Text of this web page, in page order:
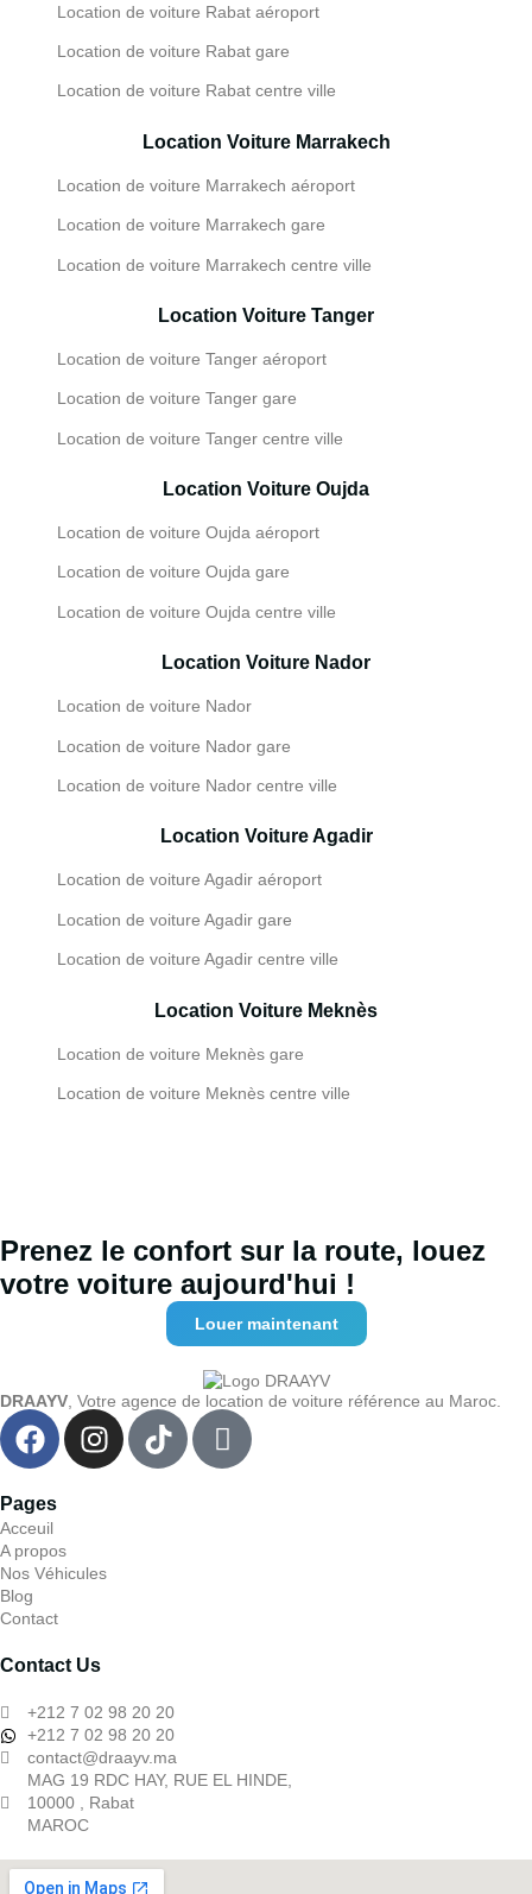
Location de voiture Rabat aéroport
Location de voiture Rabat gare
Location de voiture Rabat centre ville
Location Voiture Marrakech
Location de voiture Marrakech aéroport
Location de voiture Marrakech gare
Location de voiture Marrakech centre ville
Location Voiture Tanger
Location de voiture Tanger aéroport
Location de voiture Tanger gare
Location de voiture Tanger centre ville
Location Voiture Oujda
Location de voiture Oujda aéroport
Location de voiture Oujda gare
Location de voiture Oujda centre ville
Location Voiture Nador
Location de voiture Nador
Location de voiture Nador gare
Location de voiture Nador centre ville
Location Voiture Agadir
Location de voiture Agadir aéroport
Location de voiture Agadir gare
Location de voiture Agadir centre ville
Location Voiture Meknès
Location de voiture Meknès gare
Location de voiture Meknès centre ville
Prenez le confort sur la route, louez
votre voiture aujourd'hui !
Louer maintenant
DRAAYV , Votre agence de location de voiture référence au Maroc.
Pages
Acceuil
A propos
Nos Véhicules
Blog
Contact
Contact Us
+212 7 02 98 20 20
+212 7 02 98 20 20
contact@draayv.ma
MAG 19 RDC HAY, RUE EL HINDE,
10000 , Rabat
MAROC